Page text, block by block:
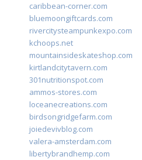
caribbean-corner.com
bluemoongiftcards.com
rivercitysteampunkexpo.com
kchoops.net
mountainsideskateshop.com
kirtlandcitytavern.com
301nutritionspot.com
ammos-stores.com
loceanecreations.com
birdsongridgefarm.com
joiedevivblog.com
valera-amsterdam.com
libertybrandhemp.com